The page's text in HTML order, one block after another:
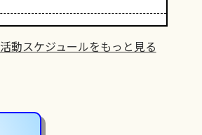
活動スケジュールをもっと見る